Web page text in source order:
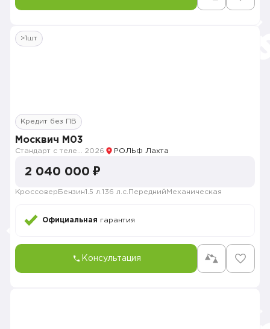
>1шт
Кредит без ПВ
Москвич M03
2026 РОЛЬФ Лахта
2 040 000 ₽
Кроссовер Бензин1.5 л. 136 л.с. Передний Механическая
Официальная гарантия
Консультация